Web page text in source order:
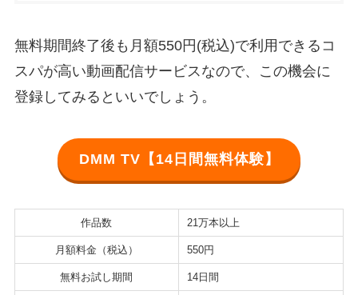
無料期間終了後も月額550円(税込)で利用できるコ
スパが高い動画配信サービスなので、この機会に
登録してみるといいでしょう。
DMM TV【14日間無料体験】
作品数 21万本以上
月額料金（税込） 550円
無料お試し期間 14日間